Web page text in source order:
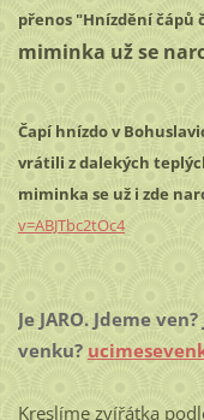
přenos "Hnízdění čápů
miminka už se
Čapí hnízdo v
vrátili z dalekých
miminka se už i zde
v=ABJTbc2tOc4
Je JARO. Jdeme
venku?
Kreslíme zvířátka